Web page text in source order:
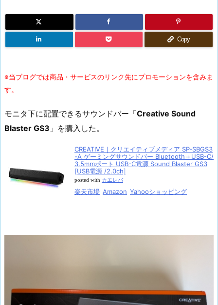
Copy
※当ブログでは商品・サービスのリンク先にプロモーションを含みま
す。
モニタ下に配置できるサウンドバー「Creative Sound
Blaster GS3 」を購入した。
CREATIVE｜クリエイティブメディア SP-SBGS3
-A ゲーミングサウンドバー Bluetooth＋USB-C/
3.5mmポート USB-C電源 Sound Blaster GS3
[USB電源 /2.0ch]
posted with カエレバ
楽天市場 Amazon Yahooショッピング